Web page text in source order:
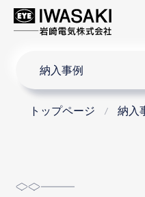
納入事例
トップページ 納入